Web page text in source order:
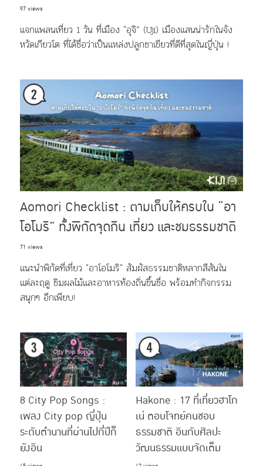
97 views
แจกแพลนเที่ยว 1 วัน ที่เมือง "อุจิ” (Uji) เมืองแสนน่ารักในจัง
หวัดเกียวโต ที่ได้ชื่อว่าเป็นแหล่งปลูกชาเขียวที่ดีที่สุดในญี่ปุ่น !
Aomori Checklist : ตามเก็บให้ครบใน “อา
โอโมริ” ทั้งพิกัดจุดกิน เที่ยว และชมธรรมชาติ
71 views
แนะนำพิกัดที่เที่ยว "อาโอโมริ" สัมผัสธรรมชาติหลากสีสันใน
แต่ละฤดู ชิมผลไม้และอาหารท้องถิ่นขึ้นชื่อ พร้อมทำกิจกรรม
สนุกๆ อีกเพียบ!
8 City Pop Songs :
เพลง City pop ญี่ปุ่น
ระดับตำนานที่ผ่านไปกี่ปีก็
ยังอิน
Hakone : 17 ที่เที่ยวฮาโก
เน่ ตอบโจทย์คนชอบ
ธรรมชาติ อินกับศิลปะ
วัฒนธรรมแบบจัดเต็ม